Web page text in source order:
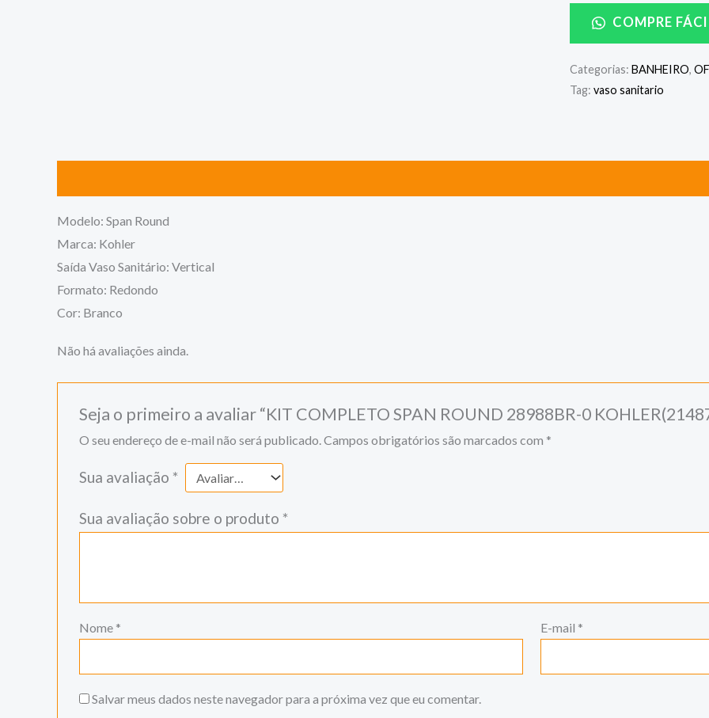
COMPRE
Categorias: BANHEIRO,
Tag: vaso sanitario
Modelo: Span Round
Marca: Kohler
Saída Vaso Sanitário: Vertical
Formato: Redondo
Cor: Branco
Não há avaliações ainda.
Seja o primeiro a avaliar “KIT COMPLETO SPAN ROUND 28988BR-0
O seu endereço de e-mail não será publicado.Campos obrigatórios são marcados com *
Sua avaliação *
Sua avaliação sobre o produto *
Nome * E-mail *
Salvar meus dados neste navegador para a próxima vez que eu comentar.